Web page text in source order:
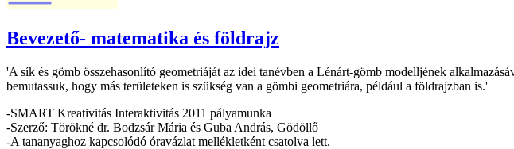
Bevezető- matematika és földrajz
'A sík és gömb összehasonlító geometriáját az idei tanévben a Lénárt-gömb modelljének
bemutassuk, hogy más területeken is szükség van a gömbi geometriára, például a földrajzban is.'
-SMART Kreativitás Interaktivitás 2011 pályamunka
-Szerző: Törökné dr. Bodzsár Mária és Guba András, Gödöllő
-A tananyaghoz kapcsolódó óravázlat mellékletként csatolva lett.